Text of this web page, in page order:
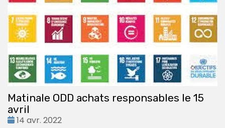
Matinale ODD achats responsables le 15
avril
Date
14 avr. 2022